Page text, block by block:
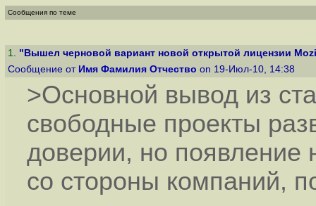
Сообщения по теме
1. "Вышел черновой вариант новой открытой лицензии
Сообщение от Имя Фамилия Отчество on 19-Июл-10, 14:38
>Основной вывод из
свободные проекты
доверии, но появление
со стороны компаний,